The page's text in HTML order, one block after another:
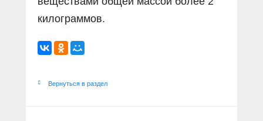
килограммов.
Вернуться в раздел